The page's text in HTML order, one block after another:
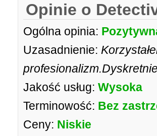
Opinie o
Ogólna opinia:
Uzasadnienie:
Jakość usług: Wysoka
Terminowość: Bez
Ceny: Niskie